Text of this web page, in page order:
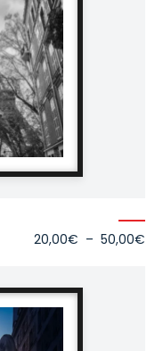
20,00€ – 50,00€